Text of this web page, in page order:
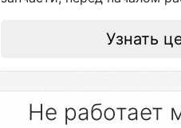
Узнать
Не работает